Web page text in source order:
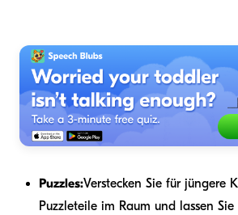
Puzzles:Verstecken Sie für jüngere
Puzzleteile im Raum und lassen